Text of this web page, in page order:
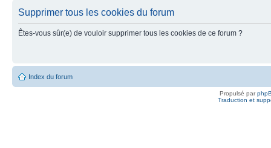
Supprimer tous les cookies du forum
Êtes-vous sûr(e) de vouloir supprimer tous les cookies de ce forum ?
Index du forum
Propulsé par
Traduction et